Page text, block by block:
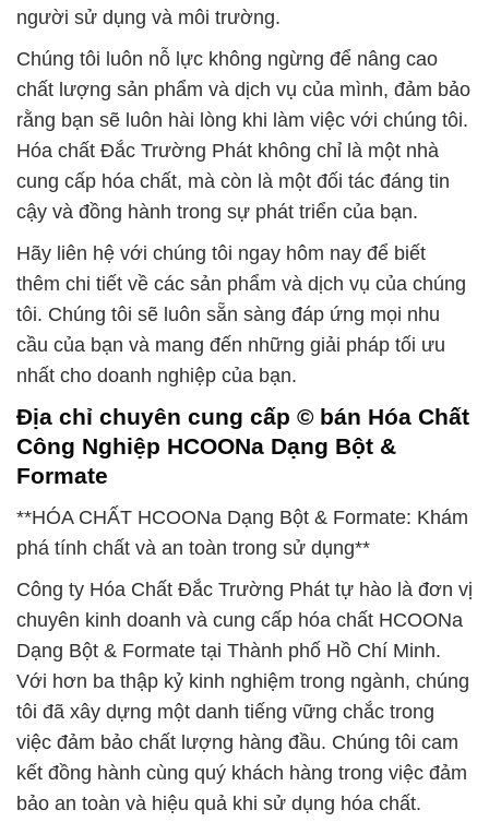
người sử dụng và môi trường.
Chúng tôi luôn nỗ lực không ngừng để nâng cao
chất lượng sản phẩm và dịch vụ của mình, đảm bảo
rằng bạn sẽ luôn hài lòng khi làm việc với chúng tôi.
Hóa chất Đắc Trường Phát không chỉ là một nhà
cung cấp hóa chất, mà còn là một đối tác đáng tin
cậy và đồng hành trong sự phát triển của bạn.
Hãy liên hệ với chúng tôi ngay hôm nay để biết
thêm chi tiết về các sản phẩm và dịch vụ của chúng
tôi. Chúng tôi sẽ luôn sẵn sàng đáp ứng mọi nhu
cầu của bạn và mang đến những giải pháp tối ưu
nhất cho doanh nghiệp của bạn.
Địa chỉ chuyên cung cấp © bán Hóa Chất
Công Nghiệp HCOONa Dạng Bột &
Formate
**HÓA CHẤT HCOONa Dạng Bột & Formate: Khám
phá tính chất và an toàn trong sử dụng**
Công ty Hóa Chất Đắc Trường Phát tự hào là đơn vị
chuyên kinh doanh và cung cấp hóa chất HCOONa
Dạng Bột & Formate tại Thành phố Hồ Chí Minh.
Với hơn ba thập kỷ kinh nghiệm trong ngành, chúng
tôi đã xây dựng một danh tiếng vững chắc trong
việc đảm bảo chất lượng hàng đầu. Chúng tôi cam
kết đồng hành cùng quý khách hàng trong việc đảm
bảo an toàn và hiệu quả khi sử dụng hóa chất.